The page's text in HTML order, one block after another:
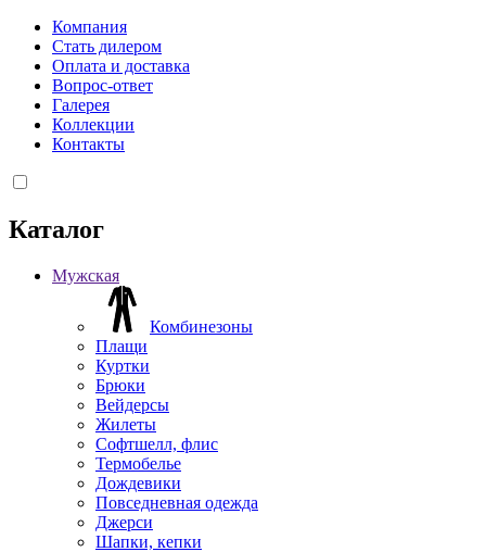
Компания
Стать дилером
Оплата и доставка
Вопрос-ответ
Галерея
Коллекции
Контакты
Каталог
Мужская
Комбинезоны
Плащи
Куртки
Брюки
Вейдерсы
Жилеты
Софтшелл, флис
Термобелье
Дождевики
Повседневная одежда
Джерси
Шапки, кепки